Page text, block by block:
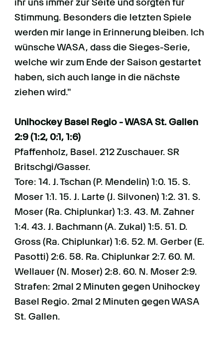
ihr uns immer zur Seite und sorgten für
Stimmung. Besonders die letzten Spiele
werden mir lange in Erinnerung bleiben. Ich
wünsche WASA, dass die Sieges-Serie,
welche wir zum Ende der Saison gestartet
haben, sich auch lange in die nächste
ziehen wird."
Unihockey Basel Regio - WASA St. Gallen
2:9 (1:2, 0:1, 1:6)
Pfaffenholz, Basel. 212 Zuschauer. SR
Britschgi/Gasser.
Tore: 14. J. Tschan (P. Mendelin) 1:0. 15. S.
Moser 1:1. 15. J. Larte (J. Silvonen) 1:2. 31. S.
Moser (Ra. Chiplunkar) 1:3. 43. M. Zahner
1:4. 43. J. Bachmann (A. Zukal) 1:5. 51. D.
Gross (Ra. Chiplunkar) 1:6. 52. M. Gerber (E.
Pasotti) 2:6. 58. Ra. Chiplunkar 2:7. 60. M.
Wellauer (N. Moser) 2:8. 60. N. Moser 2:9.
Strafen: 2mal 2 Minuten gegen Unihockey
Basel Regio. 2mal 2 Minuten gegen WASA
St. Gallen.